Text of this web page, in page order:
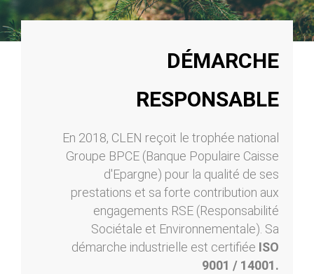
DÉMARCHE
RESPONSABLE
En 2018, CLEN reçoit le trophée national
Groupe BPCE (Banque Populaire Caisse
d'Epargne) pour la qualité de ses
prestations et sa forte contribution aux
engagements RSE (Responsabilité
Sociétale et Environnementale). Sa
démarche industrielle est certifiée ISO
9001 / 14001.